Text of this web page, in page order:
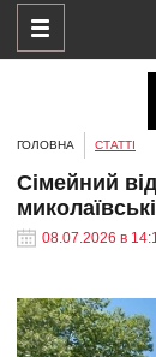
ГОЛОВНА СТАТТІ
Сімейний
08.07.2026 в